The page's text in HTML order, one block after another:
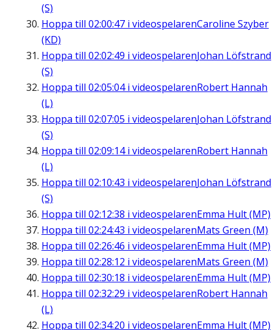
(S)
Hoppa till 02:00:47 i videospelarenCaroline Szyber
(KD)
Hoppa till 02:02:49 i videospelarenJohan Löfstrand
(S)
Hoppa till 02:05:04i videospelarenRobert Hannah
(L)
Hoppa till 02:07:05 i videospelarenJohan Löfstrand
(S)
Hoppa till 02:09:14i videospelarenRobert Hannah
(L)
Hoppa till 02:10:43 i videospelarenJohan Löfstrand
(S)
Hoppa till 02:12:38 i videospelarenEmma Hult (MP)
Hoppa till 02:24:43 i videospelarenMats Green (M)
Hoppa till 02:26:46 i videospelarenEmma Hult (MP)
Hoppa till 02:28:12 i videospelarenMats Green (M)
Hoppa till 02:30:18 i videospelarenEmma Hult (MP)
Hoppa till 02:32:29 i videospelarenRobert Hannah
(L)
Hoppa till 02:34:20 i videospelarenEmma Hult (MP)